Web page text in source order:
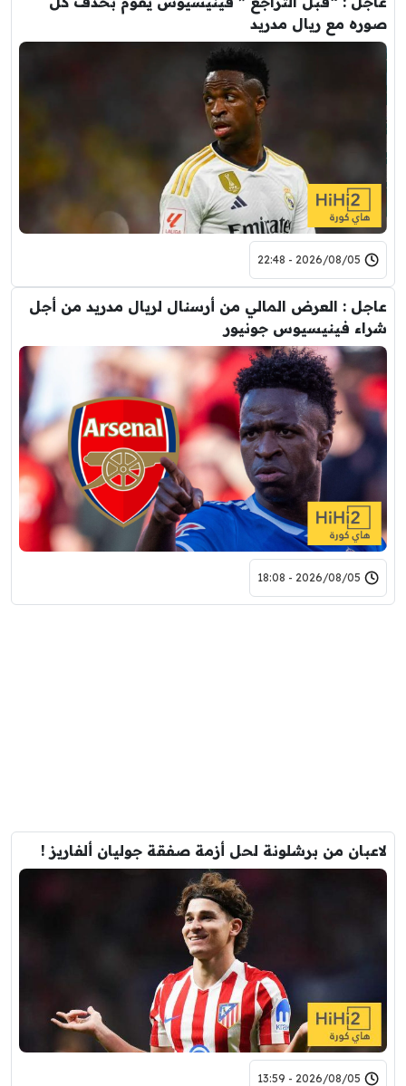
صوره مع ريال مدريد
2026/08/05 - 22:48
عاجل : العرض المالي من أرسنال لريال مدريد من أجل
شراء فينيسيوس جونيور
2026/08/05 - 18:08
لاعبان من برشلونة لحل أزمة صفقة جوليان ألفاريز !
2026/08/05 - 13:59